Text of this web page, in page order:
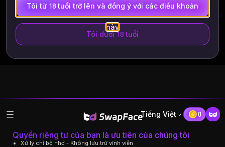
Tôi từ 18 tuổi trở lên và đồng ý với các điều khoản
này
Tôi dưới 18 tuổi
Nhiệm vụ gần đây Xem tất cả
Tiếng Việt 0
Quyền riêng tư của bạn là ưu tiên của chúng tôi
Xử lý chỉ bộ nhớ - Không lưu trữ vĩnh viễn